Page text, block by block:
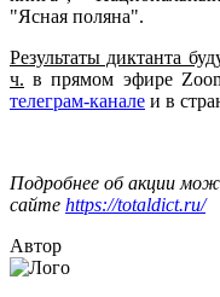
"Ясная поляна".
Результаты диктанта
ч. в прямом эфире
телеграм-канале и в
Подробнее об акции
сайте https://totaldict.ru/
Автор